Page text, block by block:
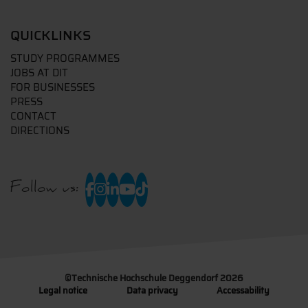
QUICKLINKS
STUDY PROGRAMMES
JOBS AT DIT
FOR BUSINESSES
PRESS
CONTACT
DIRECTIONS
Follow us:
©Technische Hochschule Deggendorf 2026
Legal notice
Data privacy Accessability